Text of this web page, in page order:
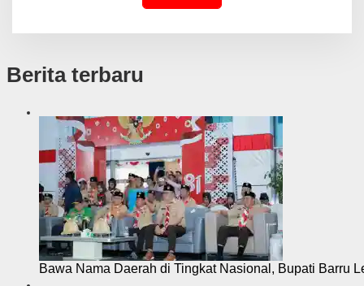
Berita terbaru
Bawa Nama Daerah di Tingkat Nasional, Bupati Barru